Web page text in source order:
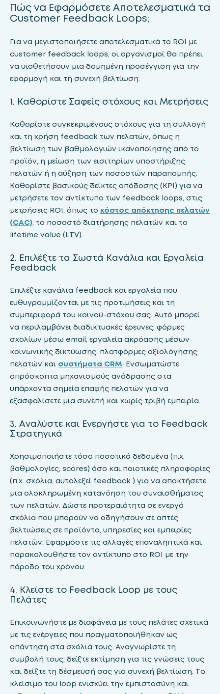
Πώς να Εφαρμόσετε Αποτελεσματικά τα
Customer Feedback Loops;
Για να μεγιστοποιήσετε αποτελεσματικά το ROI με
customer feedback loops, οι οργανισμοί θα πρέπει
να υιοθετήσουν μια δομημένη προσέγγιση για την
εφαρμογή και τη συνεχή βελτίωση:
1. Καθορίστε Σαφείς στόχους και Μετρήσεις
Καθορίστε συγκεκριμένους στόχους για τη συλλογή
και τη χρήση feedback των πελατών, όπως η
βελτίωση των βαθμολογιών ικανοποίησης από το
προϊόν, η μείωση των εισιτηρίων υποστήριξης
πελατών ή η αύξηση των ποσοστών παραπομπής.
Καθορίστε βασικούς δείκτες απόδοσης (KPI) για να
μετρήσετε τον αντίκτυπο των feedback loops, στις
μετρήσεις ROI, όπως το κόστος απόκτησης πελατών
(CAC), το ποσοστό διατήρησης πελατών και το
lifetime value (LTV).
2. Επιλέξτε τα Σωστά Κανάλια και Εργαλεία
Feedback
Επιλέξτε κανάλια feedback και εργαλεία που
ευθυγραμμίζονται με τις προτιμήσεις και τη
συμπεριφορά του κοινού-στόχου σας. Αυτό μπορεί
να περιλαμβάνει διαδικτυακές έρευνες, φόρμες
σχολίων μέσω email, εργαλεία ακρόασης μέσων
κοινωνικής δικτύωσης, πλατφόρμες αξιολόγησης
πελατών και συστήματα CRM. Ενσωματώστε
απρόσκοπτα μηχανισμούς ανάδρασης στα
υπάρχοντα σημεία επαφής πελατών για να
εξασφαλίσετε μια συνεπή και χωρίς τριβή εμπειρία.
3. Αναλύστε και Eνεργήστε για τo Feedback
Στρατηγικά
Χρησιμοποιήστε τόσο ποσοτικά δεδομένα (π.χ.
βαθμολογίες, scores) όσο και ποιοτικές πληροφορίες
(π.χ. σχόλια, αυτολεξεί feedback ) για να αποκτήσετε
μια ολοκληρωμένη κατανόηση του συναισθήματος
των πελατών. Δώστε προτεραιότητα σε ενεργά
σχόλια που μπορούν να οδηγήσουν σε απτές
βελτιώσεις σε προϊόντα, υπηρεσίες και εμπειρίες
πελατών. Εφαρμόστε τις αλλαγές επαναληπτικά και
παρακολουθήστε τον αντίκτυπο στo ROI με την
πάροδο του χρόνου.
4. Κλείστε το Feedback Loop με τους
Πελάτες
Επικοινωνήστε με διαφάνεια με τους πελάτες σχετικά
με τις ενέργειες που πραγματοποιήθηκαν ως
απάντηση στα σχόλιά τους. Αναγνωρίστε τη
συμβολή τους, δείξτε εκτίμηση για τις γνώσεις τους
και δείξτε τη δέσμευσή σας για συνεχή βελτίωση. Το
κλείσιμο του loop ενισχύει την εμπιστοσύνη και